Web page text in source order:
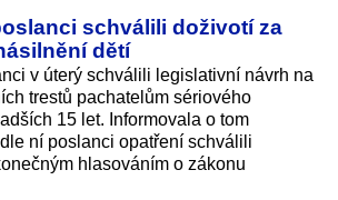
schválili doživotí za
dětí
v úterý schválili legislativní návrh na
trestů pachatelům sériového
15 let. Informovala o tom
ní poslanci opatření schválili
hlasováním o zákonu